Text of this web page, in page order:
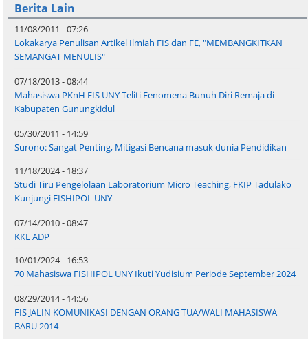
Berita Lain
11/08/2011 - 07:26
Lokakarya Penulisan Artikel Ilmiah FIS dan FE, "MEMBANGKITKAN
SEMANGAT MENULIS"
07/18/2013 - 08:44
Mahasiswa PKnH FIS UNY Teliti Fenomena Bunuh Diri Remaja di
Kabupaten Gunungkidul
05/30/2011 - 14:59
Surono: Sangat Penting, Mitigasi Bencana masuk dunia Pendidikan
11/18/2024 - 18:37
Studi Tiru Pengelolaan Laboratorium Micro Teaching, FKIP Tadulako
Kunjungi FISHIPOL UNY
07/14/2010 - 08:47
KKL ADP
10/01/2024 - 16:53
70 Mahasiswa FISHIPOL UNY Ikuti Yudisium Periode September 2024
08/29/2014 - 14:56
FIS JALIN KOMUNIKASI DENGAN ORANG TUA/WALI MAHASISWA
BARU 2014